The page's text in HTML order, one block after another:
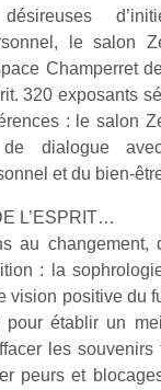
le salon
Champerret
320 exposants
: le salon
dialogue
et du bien-
L’ESPRIT…
au changement,
: la
vision positive du
pour établir un
les souvenirs
peurs et